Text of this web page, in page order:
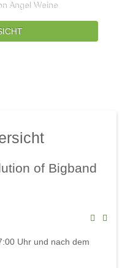
Angel Weine
of Bigband
Uhr und nach dem